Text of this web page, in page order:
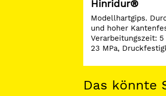
Hinridur®
Modellhartgips.
und hoher
Verarbeitungszeit:
23 MPa,
Das könnte